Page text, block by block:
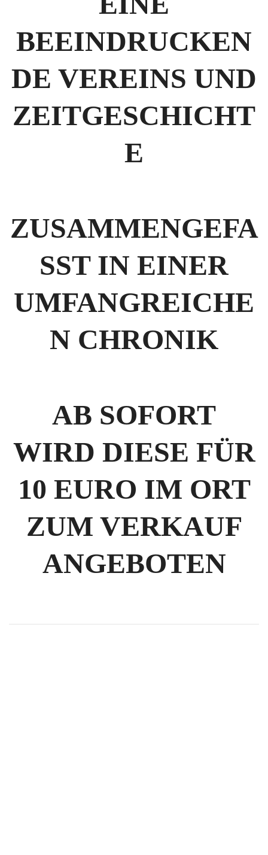
BEEINDRUCKEN
DE VEREINS UND
ZEITGESCHICHT
E
ZUSAMMENGEFA
SST IN EINER
UMFANGREICHE
N CHRONIK
AB SOFORT
WIRD DIESE FÜR
10 EURO IM ORT
ZUM VERKAUF
ANGEBOTEN